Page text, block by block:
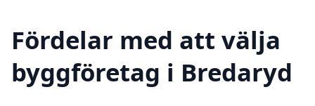
Fördelar med att välja
byggföretag i Bredaryd